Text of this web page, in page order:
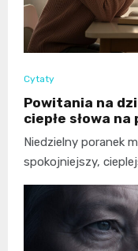
Cytaty
Powitania na
ciepłe słowa
Niedzielny poranek
spokojniejszy,